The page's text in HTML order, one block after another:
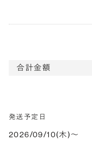
合計金額
発送予定日
2026/09/10(木)〜